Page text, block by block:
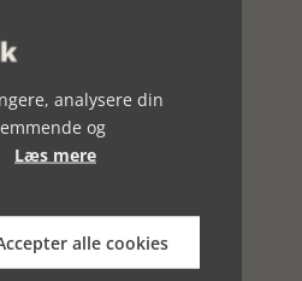
analysere din
og
Læs mere
alle cookies